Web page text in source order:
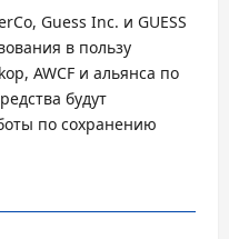
Guess Inc. и GUESS
в пользу
AWCF и альянса по
будут
по сохранению